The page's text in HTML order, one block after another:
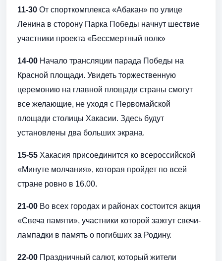
11-30 От спорткомплекса «Абакан» по улице
Ленина в сторону Парка Победы начнут шествие
участники проекта «Бессмертный полк»
14-00 Начало трансляции парада Победы на
Красной площади. Увидеть торжественную
церемонию на главной площади страны смогут
все желающие, не уходя с Первомайской
площади столицы Хакасии. Здесь будут
установлены два больших экрана.
15-55 Хакасия присоединится ко всероссийской
«Минуте молчания», которая пройдет по всей
стране ровно в 16.00.
21-00 Во всех городах и районах состоится акция
«Свеча памяти», участники которой зажгут свечи-
лампадки в память о погибших за Родину.
22-00 Праздничный салют, который жители